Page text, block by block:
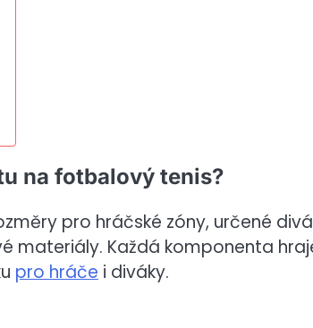
na fotbalový tenis?
pro hráčské zóny, určené
materiály. Každá komponenta
pro hráče i diváky.